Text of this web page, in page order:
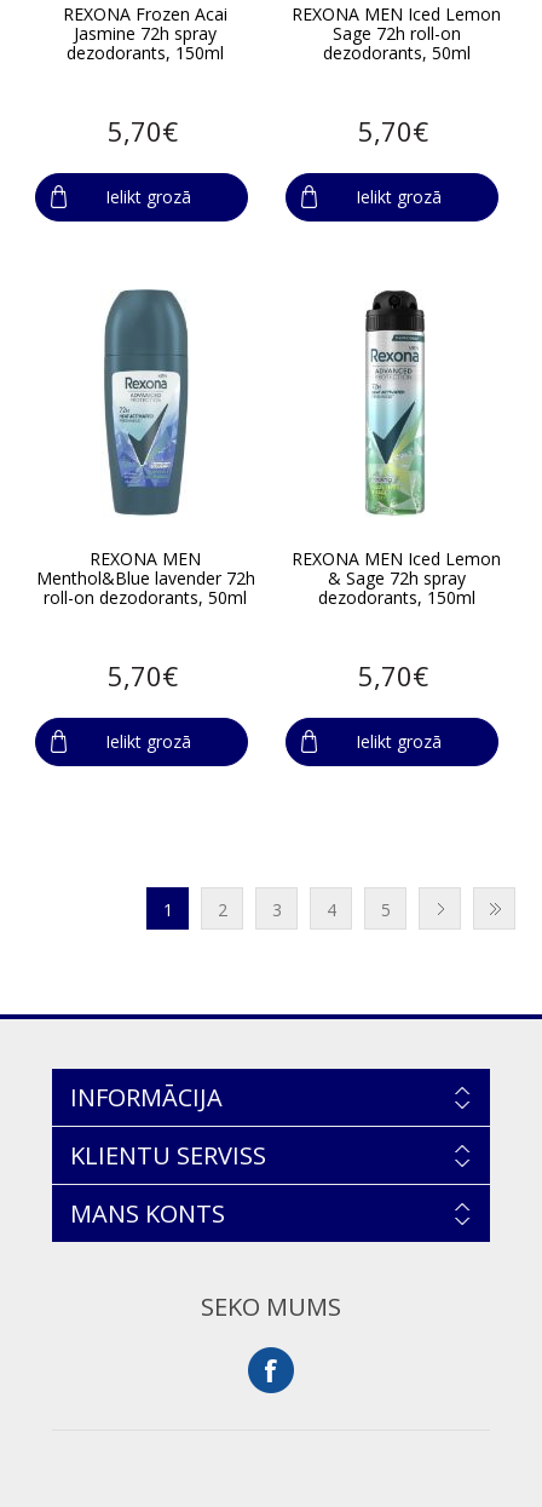
REXONA Frozen Acai
Jasmine 72h spray
dezodorants, 150ml
5,70€
Ielikt grozā
REXONA MEN Iced Lemon
Sage 72h roll-on
dezodorants, 50ml
5,70€
Ielikt grozā
REXONA MEN
Menthol&Blue lavender 72h
roll-on dezodorants, 50ml
5,70€
Ielikt grozā
REXONA MEN Iced Lemon
& Sage 72h spray
dezodorants, 150ml
5,70€
Ielikt grozā
1 2 3 4 5
INFORMĀCIJA
KLIENTU SERVISS
MANS KONTS
SEKO MUMS